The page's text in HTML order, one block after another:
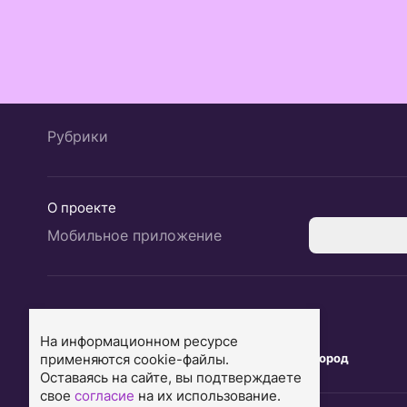
Рубрики
О проекте
Мобильное приложение
Тюмень
Нижний Новгород
На информационном ресурсе
применяются cookie-файлы.
Оставаясь на сайте, вы подтверждаете
свое согласие на их использование.